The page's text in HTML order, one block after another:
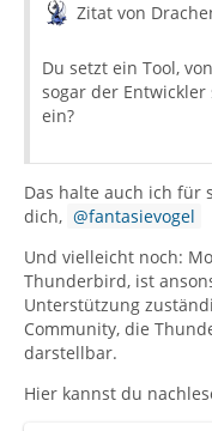
Zitat von
Du setzt ein Tool,
sogar der
ein?
Das halte auch ich
dich,
fantasievogel
Und vielleicht noch:
Thunderbird, ist
Unterstützung
Community, die
darstellbar.
Hier kannst du